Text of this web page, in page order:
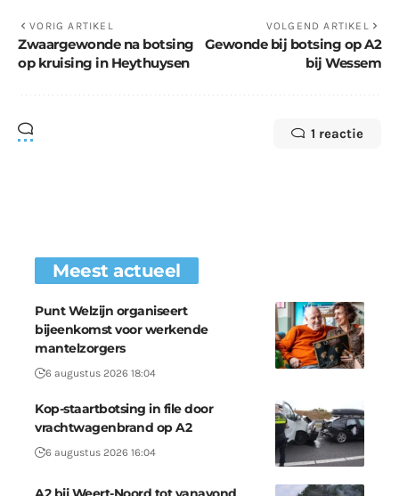
VORIG ARTIKEL
Zwaargewonde na botsing
op kruising in Heythuysen
VOLGEND ARTIKEL
Gewonde bij botsing op A2
bij Wessem
1 reactie
Meest actueel
Punt Welzijn organiseert
bijeenkomst voor werkende
mantelzorgers
6 augustus 2026 18:04
Kop-staartbotsing in file door
vrachtwagenbrand op A2
6 augustus 2026 16:04